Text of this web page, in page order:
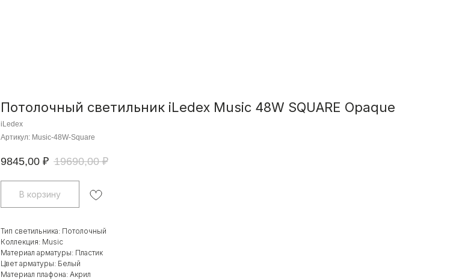
Потолочный светильник iLedex Music 48W SQUARE Opaque
iLedex
Артикул: Music-48W-Square
9845,00 ₽ 19690,00 ₽
В корзину
Тип светильника: Потолочный
Коллекция: Music
Материал арматуры: Пластик
Цвет арматуры: Белый
Материал плафона: Акрил